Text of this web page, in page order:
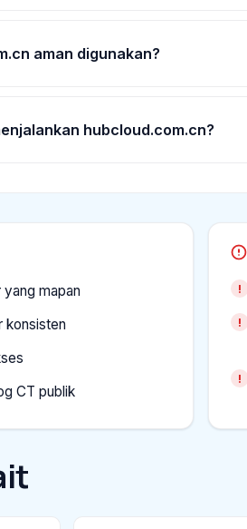
aman digunakan?
hubcloud.com.cn?
mapan
konsisten
CT publik